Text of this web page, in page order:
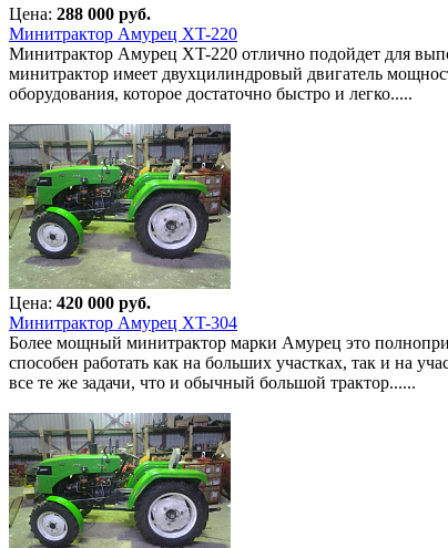
Цена: 288 000 руб.
Минитрактор Амурец XT-220
Минитрактор Амурец XT-220 отлично подойдет для
минитрактор имеет двухцилиндровый двигатель
оборудования, которое достаточно быстро и легко.....
Цена: 420 000 руб.
Минитрактор Амурец XT-304
Более мощный минитрактор марки Амурец это
способен работать как на больших участках, так и на
все те же задачи, что и обычный большой трактор......